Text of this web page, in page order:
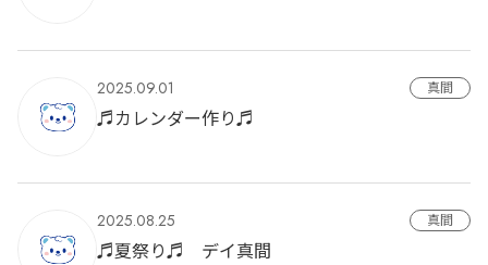
2025.09.01 真間
♬カレンダー作り♬
2025.08.25 真間
♬夏祭り♬ デイ真間